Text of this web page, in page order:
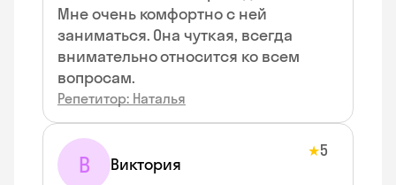
Мне очень комфортно с ней
заниматься. Она чуткая, всегда
внимательно относится ко всем
вопросам.
Репетитор: Наталья
В Виктория
★5